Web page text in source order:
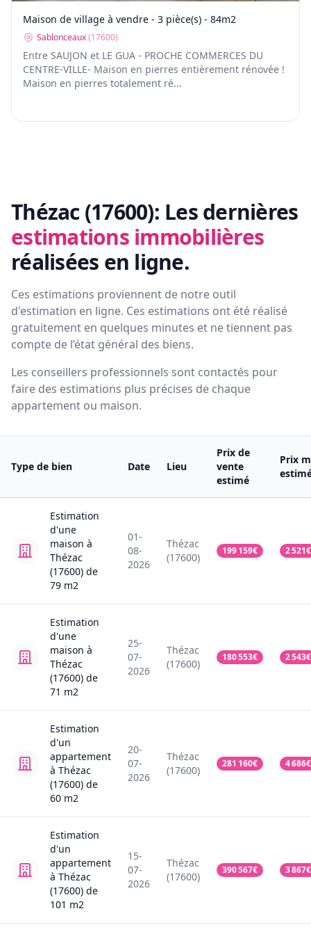
Maison de village à vendre - 3 pièce(s) - 84m2
Sablonceaux(17600)
Entre SAUJON et LE GUA - PROCHE COMMERCES DU
CENTRE-VILLE- Maison en pierres entièrement rénovée !
Maison en pierres totalement ré...
Thézac (17600): Les dernières
estimations immobilières
réalisées en ligne.
Ces estimations proviennent de notre outil
d'estimation en ligne. Ces estimations ont été réalisé
gratuitement en quelques minutes et ne tiennent pas
compte de l’état général des biens.
Les conseillers professionnels sont contactés pour
faire des estimations plus précises de chaque
appartement ou maison.
Type de bien Date Lieu
Prix de
vente
estimé
Prix
Estimation
d'une
maison à
Thézac
(17600) de
79 m2
01-
08-
2026
Thézac
(17600)
199 159€ 2 521€
Estimation
d'une
maison à
Thézac
(17600) de
71 m2
25-
07-
2026
Thézac
(17600)
180 553€ 2 543€
Estimation
d'un
appartement
à Thézac
(17600) de
60 m2
20-
07-
2026
Thézac
(17600)
281 160€ 4 686€
Estimation
d'un
appartement
à Thézac
(17600) de
101 m2
15-
07-
2026
Thézac
(17600)
390 567€ 3 867€